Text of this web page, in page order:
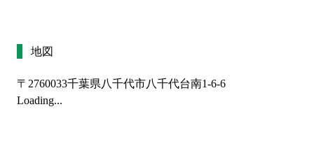
地図
〒2760033千葉県八千代市八千代台南1-6-6
Loading...